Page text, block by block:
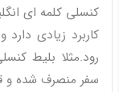
کنسلی کلمه ای
کاربرد زیادی
رود.مثلا بلیط
سفر منصرف شده و